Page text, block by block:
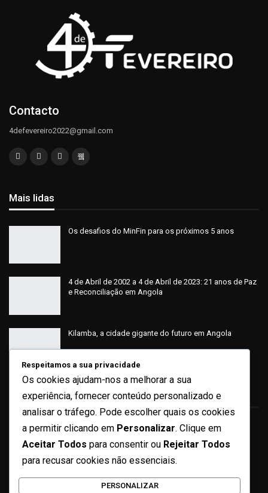
Contacto
4defevereiro2022@gmail.com
Mais lidas
Os desafios do MinFin para os próximos 5 anos
4 de Abril de 2002 a 4 de Abril de 2023: 21 anos de Paz
e Reconciliação em Angola
Kilamba, a cidade gigante do futuro em Angola
Sobre
Quem Somos
Ficha Técnica
Respeitamos a sua privacidade
Os cookies ajudam-nos a melhorar a sua
experiência, fornecer conteúdo personalizado e
analisar o tráfego. Pode escolher quais os cookies
a permitir clicando em Personalizar. Clique em
Aceitar Todos para consentir ou Rejeitar Todos
para recusar cookies não essenciais.
PERSONALIZAR